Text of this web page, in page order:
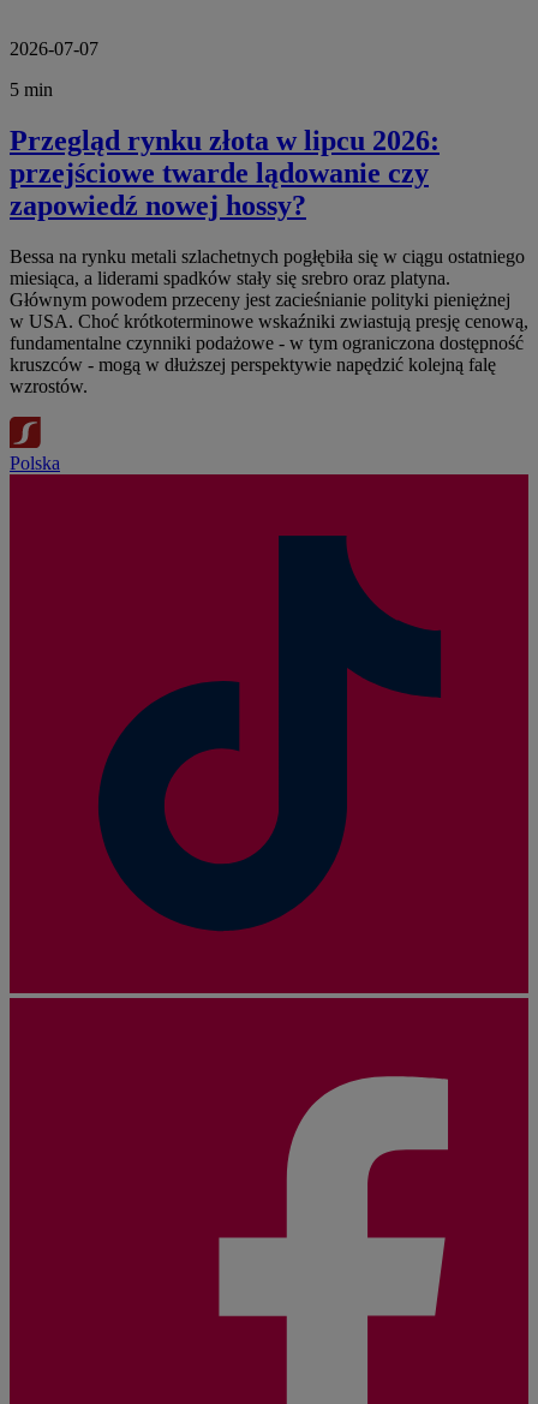
2026-07-07
5 min
Przegląd rynku złota w lipcu 2026:
przejściowe twarde lądowanie czy
zapowiedź nowej hossy?
Bessa na rynku metali szlachetnych pogłębiła się w ciągu ostatniego
miesiąca, a liderami spadków stały się srebro oraz platyna.
Głównym powodem przeceny jest zacieśnianie polityki pieniężnej
w USA. Choć krótkoterminowe wskaźniki zwiastują presję cenową,
fundamentalne czynniki podażowe - w tym ograniczona dostępność
kruszców - mogą w dłuższej perspektywie napędzić kolejną falę
wzrostów.
Polska